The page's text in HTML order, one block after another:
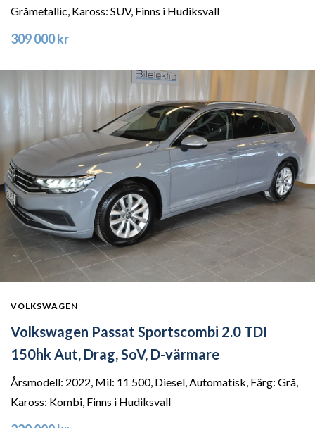
Gråmetallic, Kaross: SUV, Finns i Hudiksvall
309 000 kr
VOLKSWAGEN
Volkswagen Passat Sportscombi 2.0 TDI
150hk Aut, Drag, SoV, D-värmare
Årsmodell: 2022, Mil: 11 500, Diesel, Automatisk, Färg: Grå,
Kaross: Kombi, Finns i Hudiksvall